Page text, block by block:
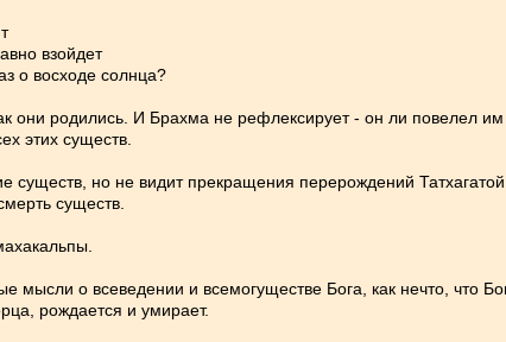
взойдет
о восходе солнца?
они родились. И Брахма не рефлексирует - он ли повелел
этих существ.
существ, но не видит прекращения перерождений
существ.
мысли о всеведении и всемогуществе Бога, как нечто, что
рождается и умирает.